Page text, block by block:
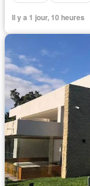
Il y a 1 jour, 10 heures